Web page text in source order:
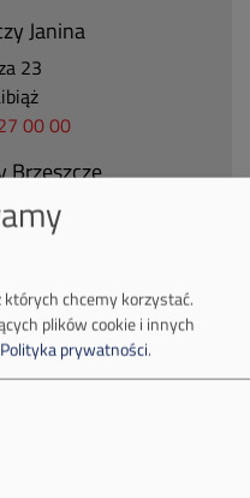
Janina
23
00 00
Brzeszcze
1
sa.pl
56 02
7:00-15:00)
których chcemy korzystać.
plików cookie i innych
Polityka prywatności.